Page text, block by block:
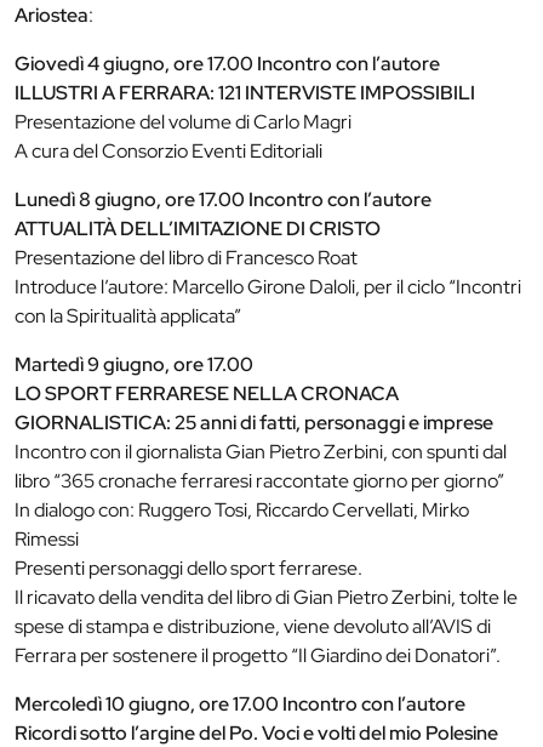
Ariostea:
Giovedì 4 giugno, ore 17.00 Incontro con l’autore
ILLUSTRI A FERRARA: 121 INTERVISTE IMPOSSIBILI
Presentazione del volume di Carlo Magri
A cura del Consorzio Eventi Editoriali
Lunedì 8 giugno, ore 17.00 Incontro con l’autore
ATTUALITÀ DELL’IMITAZIONE DI CRISTO
Presentazione del libro di Francesco Roat
Introduce l’autore: Marcello Girone Daloli, per il ciclo “Incontri
con la Spiritualità applicata”
Martedì 9 giugno, ore 17.00
LO SPORT FERRARESE NELLA CRONACA
GIORNALISTICA: 25 anni di fatti, personaggi e imprese
Incontro con il giornalista Gian Pietro Zerbini, con spunti dal
libro “365 cronache ferraresi raccontate giorno per giorno”
In dialogo con: Ruggero Tosi, Riccardo Cervellati, Mirko
Rimessi
Presenti personaggi dello sport ferrarese.
Il ricavato della vendita del libro di Gian Pietro Zerbini, tolte le
spese di stampa e distribuzione, viene devoluto all’AVIS di
Ferrara per sostenere il progetto “Il Giardino dei Donatori”.
Mercoledì 10 giugno, ore 17.00 Incontro con l’autore
Ricordi sotto l’argine del Po. Voci e volti del mio Polesine